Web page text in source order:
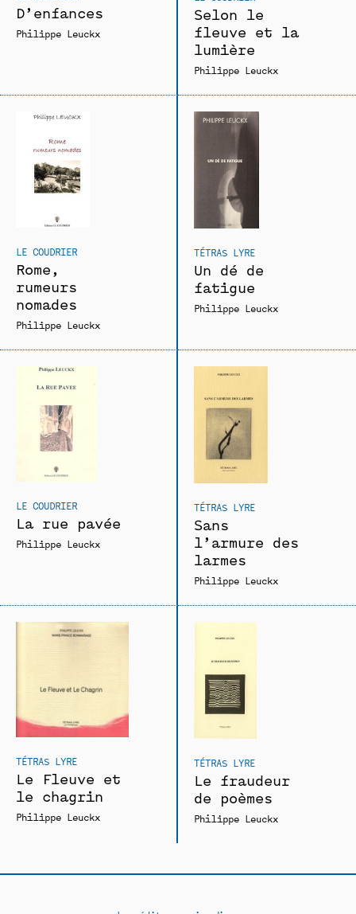
D’enfances
Philippe Leuckx
Selon le
fleuve et la
lumière
Philippe Leuckx
LE COUDRIER
Rome,
rumeurs
nomades
Philippe Leuckx
TÉTRAS LYRE
Un dé de
fatigue
Philippe Leuckx
LE COUDRIER
La rue pavée
Philippe Leuckx
TÉTRAS LYRE
Sans
l’armure des
larmes
Philippe Leuckx
TÉTRAS LYRE
Le Fleuve et
le chagrin
Philippe Leuckx
TÉTRAS LYRE
Le fraudeur
de poèmes
Philippe Leuckx